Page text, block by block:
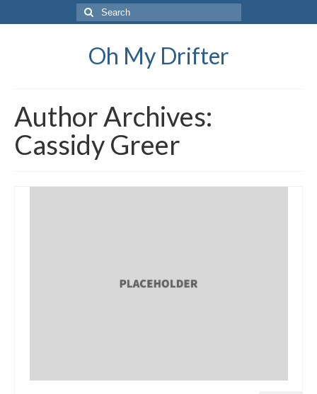
Search
for:
Oh My Drifter
Author Archives:
Cassidy Greer